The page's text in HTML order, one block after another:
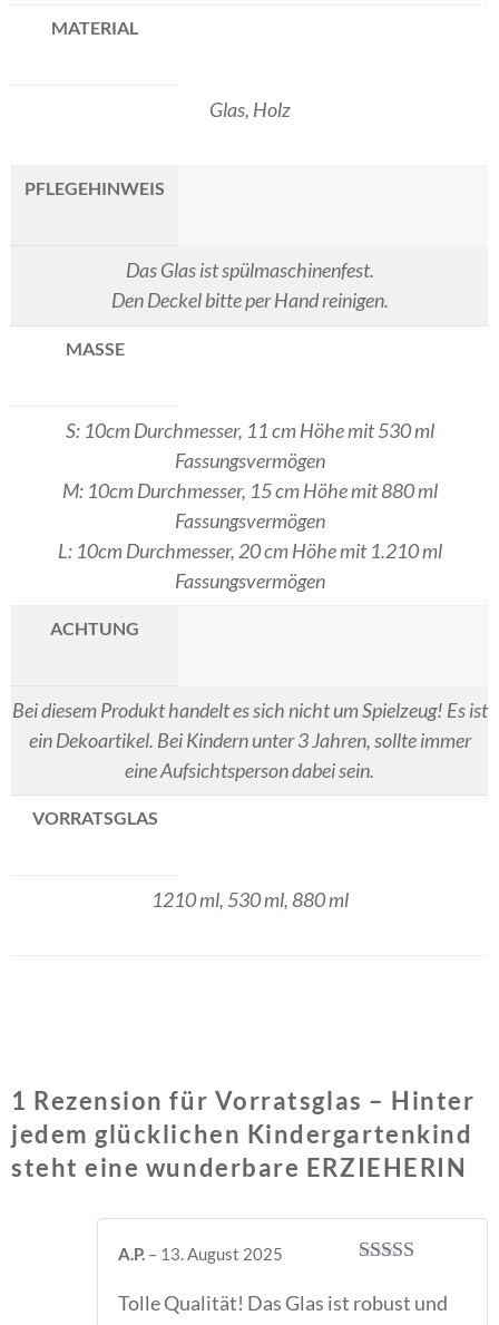
MATERIAL
Glas, Holz
PFLEGEHINWEIS
Das Glas ist spülmaschinenfest.
Den Deckel bitte per Hand reinigen.
MASSE
S: 10cm Durchmesser, 11 cm Höhe mit 530 ml
Fassungsvermögen
M: 10cm Durchmesser, 15 cm Höhe mit 880 ml
Fassungsvermögen
L: 10cm Durchmesser, 20 cm Höhe mit 1.210 ml
Fassungsvermögen
ACHTUNG
Bei diesem Produkt handelt es sich nicht um Spielzeug! Es ist
ein Dekoartikel. Bei Kindern unter 3 Jahren, sollte immer
eine Aufsichtsperson dabei sein.
VORRATSGLAS
1210 ml, 530 ml, 880 ml
1 Rezension für Vorratsglas – Hinter
jedem glücklichen Kindergartenkind
steht eine wunderbare ERZIEHERIN
5von 5
A.P. – 13. August 2025
Tolle Qualität! Das Glas ist robust und